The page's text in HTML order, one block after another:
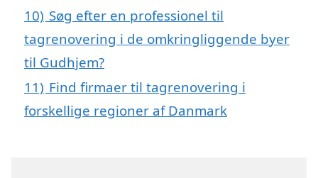
10) Søg efter en professionel til
tagrenovering i de omkringliggende byer
til Gudhjem?
11) Find firmaer til tagrenovering i
forskellige regioner af Danmark